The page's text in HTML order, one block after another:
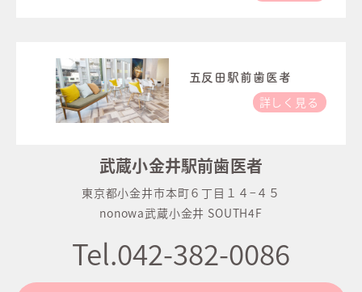
五反田駅前歯医者
詳しく見る
武蔵小金井駅前歯医者
東京都小金井市本町６丁目１４−４５
nonowa武蔵小金井 SOUTH4F
Tel.042-382-0086